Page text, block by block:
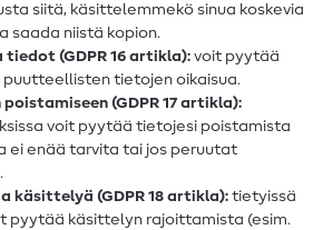
siitä, käsittelemmekö sinua koskevia
saada niistä kopion.
tiedot (GDPR 16 artikla): voit pyytää
tietojen oikaisua.
(GDPR 17 artikla):
voit pyytää tietojesi poistamista
ei enää tarvita tai jos peruutat
käsittelyä (GDPR 18 artikla): tietyissä
pyytää käsittelyn rajoittamista (esim.